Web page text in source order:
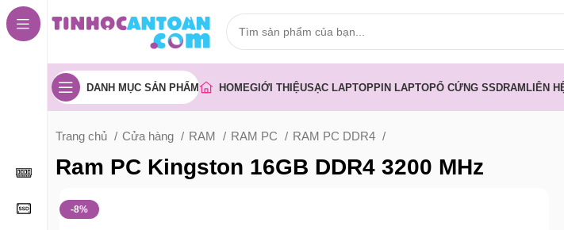
DANH MỤC SẢN PHẨM HOMEGIỚI THIỆUSẠC LAPTOPPIN LAPTOPỔ CỨNG SSDRAMLIÊN
Trang chủ Cửa hàng RAM RAM PC RAM PC DDR4
Ram PC Kingston 16GB DDR4 3200 MHz
-8%